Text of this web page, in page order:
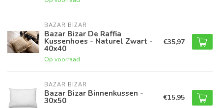
BAZAR BIZAR
Bazar Bizar De Raffia
Kussenhoes - Naturel Zwart -
40x40
Op voorraad
€35,97
BAZAR BIZAR
Bazar Bizar Binnenkussen -
30x50 €15,95